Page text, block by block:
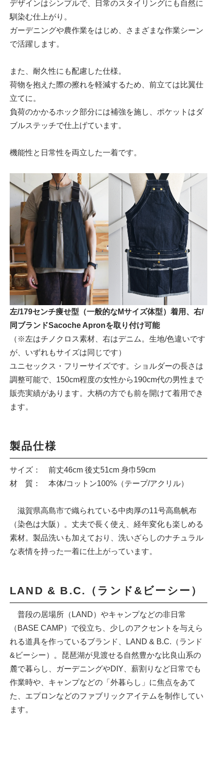
デザインはシンプルで、日常のスタイリングにも自然に
馴染む仕上がり。
ガーデニングや農作業をはじめ、さまざまな作業シーン
で活躍します。
また、耐久性にも配慮した仕様。
荷物を抱えた際の擦れを軽減するため、前立ては比翼仕
立てに。
負荷のかかるホック部分には補強を施し、ポケットはダ
ブルステッチで仕上げています。
機能性と日常性を両立した一着です。
左/179センチ痩せ型（一般的なMサイズ体型）着用、右/
同ブランドSacoche Apronを取り付け可能
（※左はチノクロス素材、右はデニム。生地/色違いです
が、いずれもサイズは同じです）
ユニセックス・フリーサイズです。ショルダーの長さは
調整可能で、150cm程度の女性から190cm代の男性まで
販売実績があります。大柄の方でも前を開けて着用でき
ます。
製品仕様
サイズ： 前丈46cm 後丈51cm 身巾59cm
材 質： 本体/コットン100%（テープ/アクリル）
滋賀県高島市で織られている中肉厚の11号高島帆布
（染色は大阪）。丈夫で長く使え、経年変化も楽しめる
素材。製品洗いも加えており、洗いざらしのナチュラル
な表情を持った一着に仕上がっています。
LAND & B.C.（ランド&ビーシー）
普段の居場所（LAND）やキャンプなどの非日常
（BASE CAMP）で役立ち、少しのアクセントを与えら
れる道具を作っているブランド、LAND & B.C.（ランド
&ビーシー）。琵琶湖が見渡せる自然豊かな比良山系の
麓で暮らし、ガーデニングやDIY、薪割りなど日常でも
作業時や、キャンプなどの「外暮らし」に焦点をあて
た、エプロンなどのファブリックアイテムを制作してい
ます。